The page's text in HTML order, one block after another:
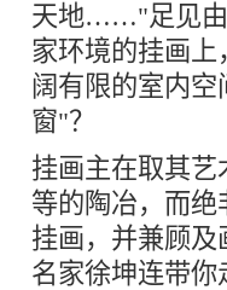
天地……"足见由
家环境的挂画
阔有限的室内
窗"？
挂画主在取其
等的陶冶，而
挂画，并兼顾
名家徐坤连带你